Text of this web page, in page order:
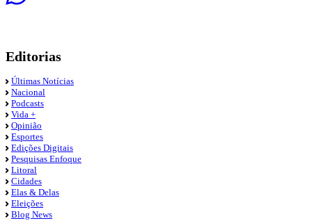
Editorias
Últimas Notícias
Nacional
Podcasts
Vida +
Opinião
Esportes
Edições Digitais
Pesquisas Enfoque
Litoral
Cidades
Elas & Delas
Eleições
Blog News